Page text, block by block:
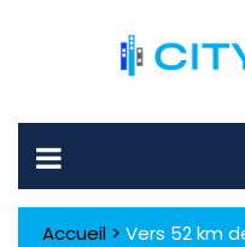
Accueil > Vers 52 km